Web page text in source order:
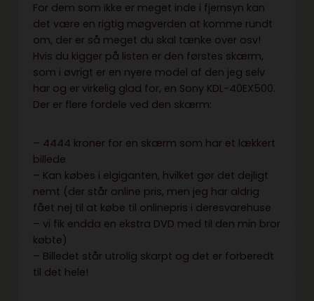
For dem som ikke er meget inde i fjernsyn kan
det være en rigtig møgverden at komme rundt
om, der er så meget du skal tænke over osv!
Hvis du kigger på listen er den førstes skærm,
som i øvrigt er en nyere model af den jeg selv
har og er virkelig glad for, en Sony KDL-40EX500.
Der er flere fordele ved den skærm:
– 4444 kroner for en skærm som har et lækkert
billede
– Kan købes i elgiganten, hvilket gør det dejligt
nemt (der står online pris, men jeg har aldrig
fået nej til at købe til onlinepris i deresvarehuse
– vi fik endda en ekstra DVD med til den min bror
købte)
– Billedet står utrolig skarpt og det er forberedt
til det hele!